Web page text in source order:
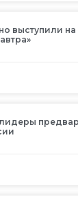
выступили на